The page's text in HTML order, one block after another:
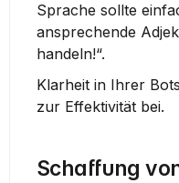
Sprache sollte
ansprechende
handeln!“.
Klarheit in Ihrer
zur Effektivität bei.
Schaffung